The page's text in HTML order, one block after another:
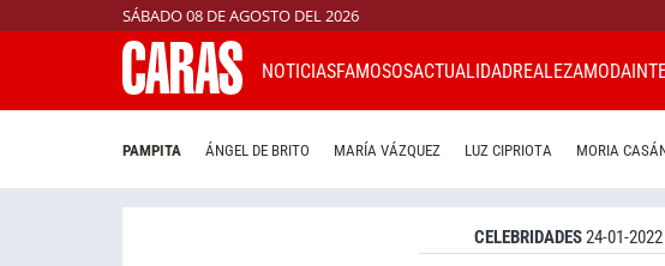
SÁBADO 08 DE AGOSTO DEL 2026
NOTICIASFAMOSOSACTUALIDADREALEZAMODA
PAMPITA ÁNGEL DE BRITO MARÍA VÁZQUEZ LUZ CIPRIOTA MORIA
CELEBRIDADES24-01-